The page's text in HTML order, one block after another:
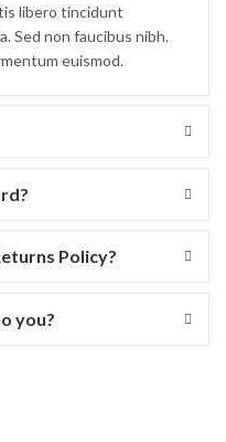
libero tincidunt
Sed non faucibus nibh.
euismod.
Policy?
you?